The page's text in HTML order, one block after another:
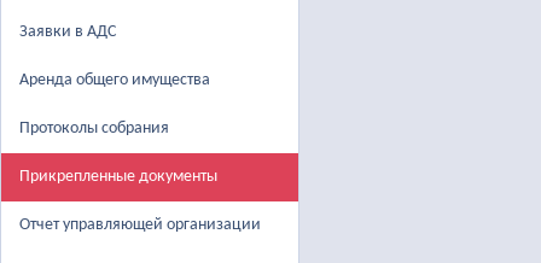
Заявки в АДС
Аренда общего имущества
Протоколы собрания
Прикрепленные документы
Отчет управляющей организации